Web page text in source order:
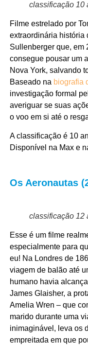
classificação 10
Filme estrelado por
extraordinária história
Sullenberger que, em
consegue pousar um
Nova York, salvando
Baseado na biografia
investigação formal
averiguar se suas
o voo em si até o
A classificação é 10
Disponível na Max e
Os Aeronautas
classificação 12
Esse é um filme
especialmente para
eu! Na Londres de
viagem de balão até
humano havia
James Glaisher, a
Amelia Wren – que
marido durante uma
inimaginável, leva os
empreitada em que